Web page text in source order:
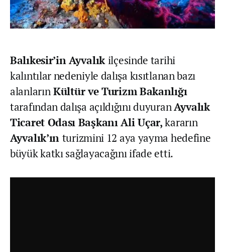
Balıkesir’in Ayvalık ilçesinde tarihi
kalıntılar nedeniyle dalışa kısıtlanan bazı
alanlarınKültür ve Turizm Bakanlığı
tarafından dalışa açıldığını duyuranAyvalık
Ticaret Odası Başkanı Ali Uçar,kararın
Ayvalık’ın turizmini 12 aya yayma hedefine
büyük katkı sağlayacağını ifade etti.